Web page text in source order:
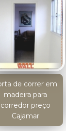
de correr em
madeira para
corredor preço
Cajamar